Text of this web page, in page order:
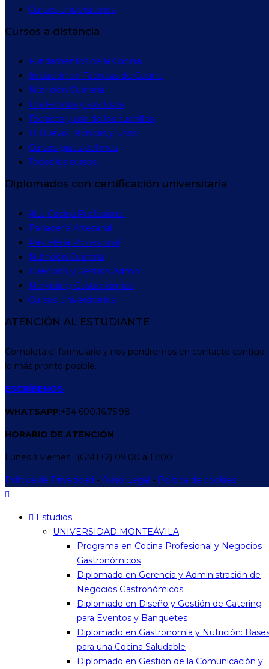
Cursos Universitarios
Cursos a distancia
Fundamentos de la Cocina
Iniciación en Técnicas de Cocina
Nutrición Culinaria
Los Fondos y sus Usos
Técnicas y uso de los cuchillos
El Huevo, Técnicas y Usos
Cursos gratis del mes
Todos los cursos
Diplomados con certificación universitaria
Alta Cocina Profesional
Panadería Artesanal
Pastelería Profesional
Nutrición Culinaria
Dirección y Gestión Admin
Marketing Gastronómico
Cursos Universitarios
ATENCIÓN AL ESTUDIANTE
Completa el formulario y nos pondremos en contacto contigo
lo más pronto posible.
ESCRÍBENOS
WHATSAPP:+34 600.16.75.98
HORARIO DE ATENCIÓN
Lunes a viernes: (GMT+2) 09:00 a 17:00
Política de Privacidad - Aviso Legal - Politica de cookies
Estudios
UNIVERSIDAD MONTEÁVILA
Programa en Cocina Profesional y Negocios
Gastronómicos
Diplomado en Gerencia y Administración de
Negocios Gastronómicos
Diplomado en Diseño y Gestión de Catering
para Eventos y Banquetes
Diplomado en Gastronomía y Nutrición:
para una Cocina Saludable
Diplomado en Gestión de la Comunicación y